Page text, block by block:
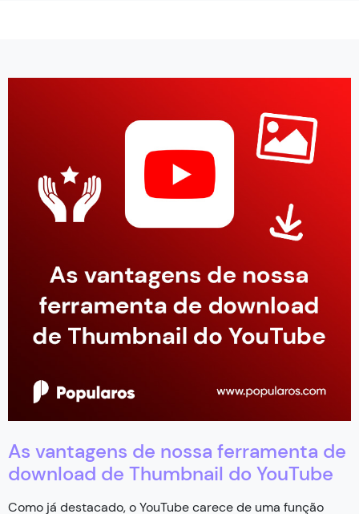
As vantagens de nossa ferramenta de
download de Thumbnail do YouTube
Como já destacado, o YouTube carece de uma função